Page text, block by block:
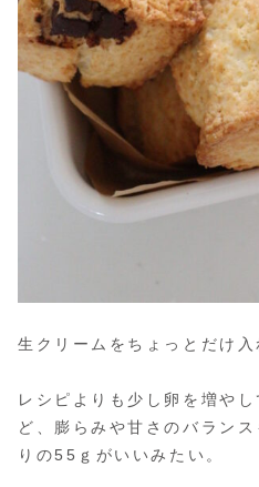
生クリームをちょっとだけ
レシピよりも少し卵を増や
ど、膨らみや甘さのバラン
りの55ｇがいいみたい。